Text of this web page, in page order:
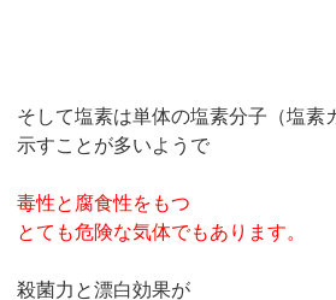
そして塩素は単体の塩素分子（塩素
示すことが多いようで
毒性と腐食性をもつ
とても危険な気体でもあります。
殺菌力と漂白効果が